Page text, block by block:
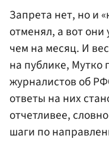
Запрета нет, но и
отменял, а вот они
чем на месяц. И
на публике, Мутко
журналистов об
ответы на них
отчетливее,
шаги по